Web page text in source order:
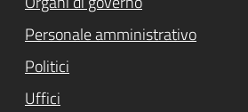
Personale amministrativo
Politici
Uffici